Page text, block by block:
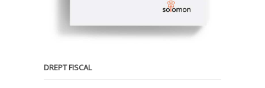
DREPT FISCAL